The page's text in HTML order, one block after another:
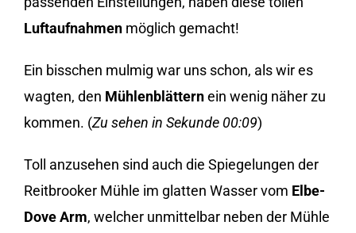
Luftaufnahmen möglich gemacht!
Ein bisschen mulmig war uns schon, als wir es
wagten, den Mühlenblätternein wenig näher zu
kommen. (Zu sehen in Sekunde 00:09)
Toll anzusehen sind auch die Spiegelungen der
Reitbrooker Mühle im glatten Wasser vom Elbe-
Dove Arm, welcher unmittelbar neben der Mühle